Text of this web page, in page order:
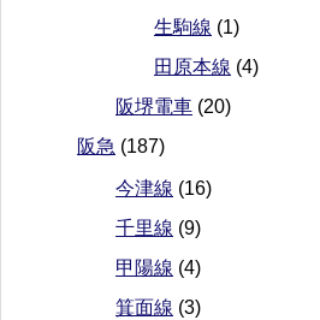
生駒線 (1)
田原本線 (4)
阪堺電車 (20)
阪急 (187)
今津線 (16)
千里線 (9)
甲陽線 (4)
箕面線 (3)